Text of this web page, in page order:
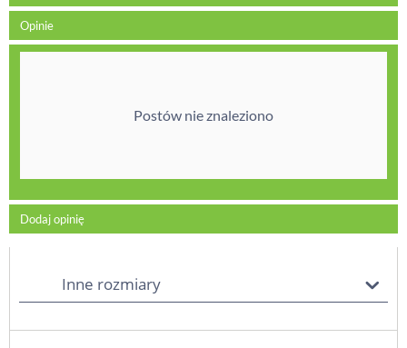
Opinie
Postów nie znaleziono
Dodaj opinię
Inne rozmiary